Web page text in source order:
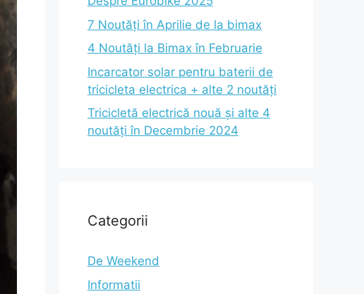
7 Noutăți în Aprilie de la bimax
4 Noutăți la Bimax în Februarie
Incarcator solar pentru baterii de
tricicleta electrica + alte 2 noutăți
Tricicletă electrică nouă și alte 4
noutăți în Decembrie 2024
Categorii
De Weekend
Informatii